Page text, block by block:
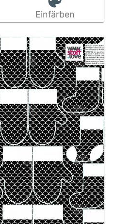
Einfärben